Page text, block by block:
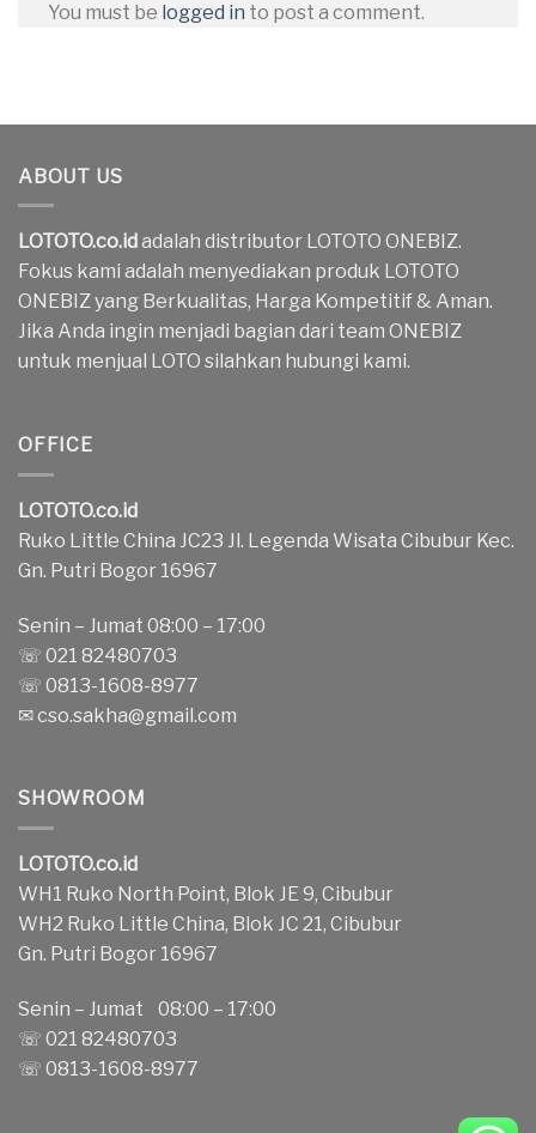
You must be logged in to post a comment.
ABOUT US
LOTOTO.co.id adalah distributor LOTOTO ONEBIZ.
Fokus kami adalah menyediakan produk LOTOTO
ONEBIZ yang Berkualitas, Harga Kompetitif & Aman.
Jika Anda ingin menjadi bagian dari team ONEBIZ
untuk menjual LOTO silahkan hubungi kami.
OFFICE
LOTOTO.co.id
Ruko Little China JC23 Jl. Legenda Wisata Cibubur Kec.
Gn. Putri Bogor 16967
Senin – Jumat 08:00 – 17:00
☏ 021 82480703
☏ 0813-1608-8977
✉cso.sakha@gmail.com
SHOWROOM
LOTOTO.co.id
WH1 Ruko North Point, Blok JE 9, Cibubur
WH2 Ruko Little China, Blok JC 21, Cibubur
Gn. Putri Bogor 16967
Senin – Jumat 08:00 – 17:00
☏ 021 82480703
☏ 0813-1608-8977